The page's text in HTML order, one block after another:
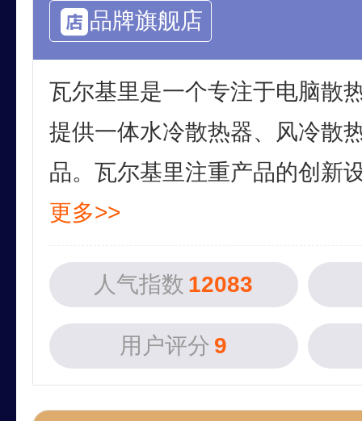
品牌旗舰店
瓦尔基里是一个专注于电脑散
提供一体水冷散热器、风冷散
品。瓦尔基里注重产品的创新
更多>>
人气指数 12083
用户评分 9